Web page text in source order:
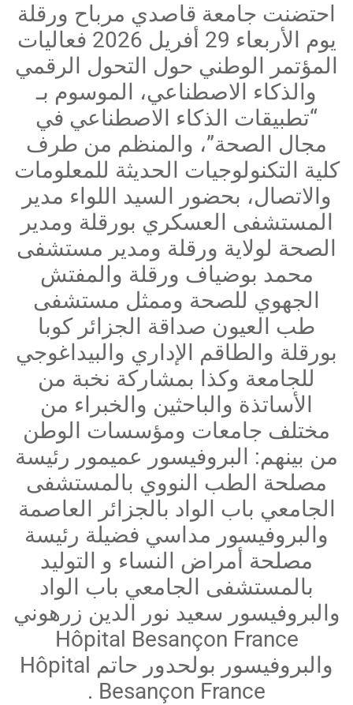
احتضنت جامعة قاصدي مرباح ورقلة
يوم الأربعاء 29 أفريل 2026 فعاليات
المؤتمر الوطني حول التحول الرقمي
والذكاء الاصطناعي، الموسوم بـ
“تطبيقات الذكاء الاصطناعي في
مجال الصحة”، والمنظم من طرف
كلية التكنولوجيات الحديثة للمعلومات
والاتصال، بحضور السيد اللواء مدير
المستشفى العسكري بورقلة ومدير
الصحة لولاية ورقلة ومدير مستشفى
محمد بوضياف ورقلة والمفتش
الجهوي للصحة وممثل مستشفى
طب العيون صداقة الجزائر كوبا
بورقلة والطاقم الإداري والبيداغوجي
للجامعة وكذا بمشاركة نخبة من
الأساتذة والباحثين والخبراء من
مختلف جامعات ومؤسسات الوطن
من بينهم: البروفيسور عميمور رئيسة
مصلحة الطب النووي بالمستشفى
الجامعي باب الواد بالجزائر العاصمة
والبروفيسور مداسي فضيلة رئيسة
مصلحة أمراض النساء و التوليد
بالمستشفى الجامعي باب الواد
والبروفيسور سعيد نور الدين زرهوني
Hôpital Besançon France
والبروفيسور بولحدور حاتم Hôpital
Besançon France .